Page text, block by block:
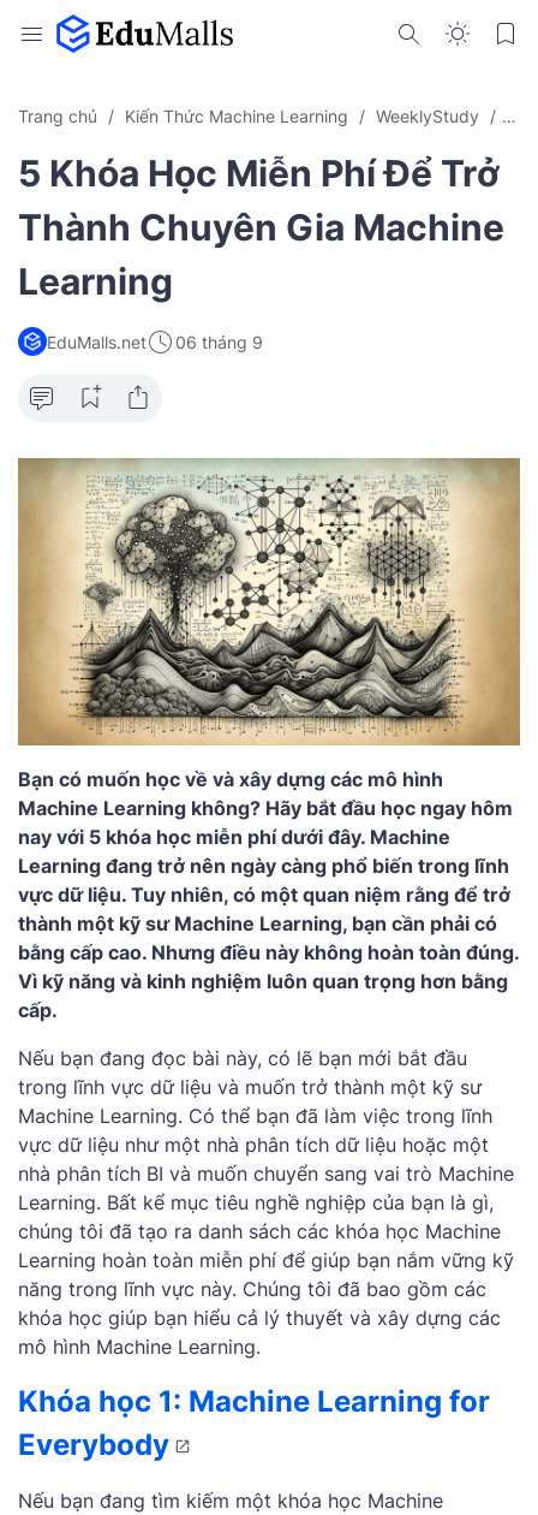
Trang chủ Kiến Thức Machine Learning WeeklyStudy
5 Khóa Học Miễn Phí Để Trở
Thành Chuyên Gia Machine
Learning
EduMalls.net 06 tháng 9
Bạn có muốn học về và xây dựng các mô hình
Machine Learning không? Hãy bắt đầu học ngay hôm
nay với 5 khóa học miễn phí dưới đây. Machine
Learning đang trở nên ngày càng phổ biến trong lĩnh
vực dữ liệu. Tuy nhiên, có một quan niệm rằng để trở
thành một kỹ sư Machine Learning, bạn cần phải có
bằng cấp cao. Nhưng điều này không hoàn toàn đúng.
Vì kỹ năng và kinh nghiệm luôn quan trọng hơn bằng
cấp.
Nếu bạn đang đọc bài này, có lẽ bạn mới bắt đầu
trong lĩnh vực dữ liệu và muốn trở thành một kỹ sư
Machine Learning. Có thể bạn đã làm việc trong lĩnh
vực dữ liệu như một nhà phân tích dữ liệu hoặc một
nhà phân tích BI và muốn chuyển sang vai trò Machine
Learning. Bất kể mục tiêu nghề nghiệp của bạn là gì,
chúng tôi đã tạo ra danh sách các khóa học Machine
Learning hoàn toàn miễn phí để giúp bạn nắm vững kỹ
năng trong lĩnh vực này. Chúng tôi đã bao gồm các
khóa học giúp bạn hiểu cả lý thuyết và xây dựng các
mô hình Machine Learning.
Khóa học 1: Machine Learning for
Everybody
Nếu bạn đang tìm kiếm một khóa học Machine